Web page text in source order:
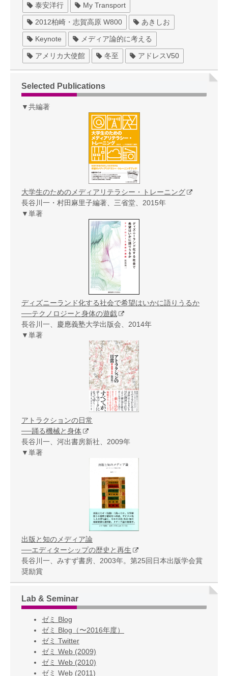
泰安洋行 My Transport
2012柏崎・志賀高原 W800 あきしお
Keynote メディア論的に考える
アメリカ大使館 冬至 アドレスV50
Selected Publications
▼共編著
大学生のためのメディアリテラシー・トレーニング
長谷川一・村田麻里子編著、三省堂、2015年
▼単著
ディズニーランド化する社会で希望はいかに語りうるか
──テクノロジーと身体の遊戯
長谷川一、慶應義塾大学出版会、2014年
▼単著
アトラクションの日常
──踊る機械と身体
長谷川一、河出書房新社、2009年
▼単著
出版と知のメディア論
──エディターシップの歴史と再生
長谷川一、みすず書房、2003年。第25回日本出版学会賞
奨励賞
Lab & Seminar
ゼミ Blog
ゼミ Blog（〜2016年度）
ゼミ Twitter
ゼミ Web (2009)
ゼミ Web (2010)
ゼミ Web (2011)